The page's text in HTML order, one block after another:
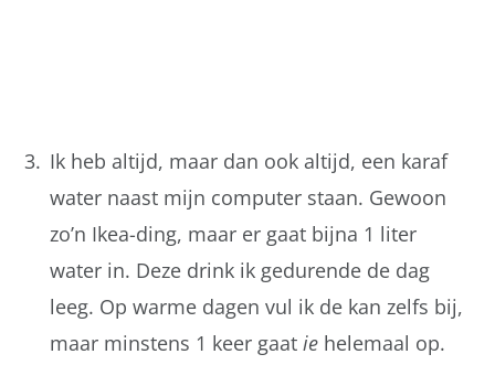
Ik heb altijd, maar dan ook altijd, een karaf
water naast mijn computer staan. Gewoon
zo’n Ikea-ding, maar er gaat bijna 1 liter
water in. Deze drink ik gedurende de dag
leeg. Op warme dagen vul ik de kan zelfs bij,
maar minstens 1 keer gaat ie helemaal op.